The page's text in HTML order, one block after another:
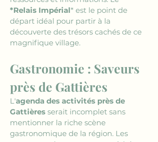
*Relais Impérial* est le point de
départ idéal pour partir à la
découverte des trésors cachés de ce
magnifique village.
Gastronomie : Saveurs
près de Gattières
L'agenda des activités près de
Gattières serait incomplet sans
mentionner la riche scène
gastronomique de la région. Les